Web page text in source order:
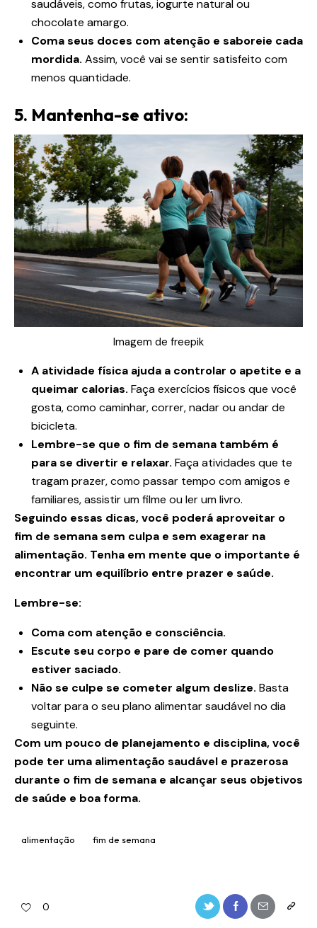
saudáveis, como frutas, iogurte natural ou
chocolate amargo.
Coma seus doces com atenção e saboreie cada
mordida. Assim, você vai se sentir satisfeito com
menos quantidade.
5. Mantenha-se ativo:
Imagem de freepik
A atividade física ajuda a controlar o apetite e a
queimar calorias. Faça exercícios físicos que você
gosta, como caminhar, correr, nadar ou andar de
bicicleta.
Lembre-se que o fim de semana também é
para se divertir e relaxar. Faça atividades que te
tragam prazer, como passar tempo com amigos e
familiares, assistir um filme ou ler um livro.
Seguindo essas dicas, você poderá aproveitar o
fim de semana sem culpa e sem exagerar na
alimentação. Tenha em mente que o importante é
encontrar um equilíbrio entre prazer e saúde.
Lembre-se:
Coma com atenção e consciência.
Escute seu corpo e pare de comer quando
estiver saciado.
Não se culpe se cometer algum deslize. Basta
voltar para o seu plano alimentar saudável no dia
seguinte.
Com um pouco de planejamento e disciplina, você
pode ter uma alimentação saudável e prazerosa
durante o fim de semana e alcançar seus objetivos
de saúde e boa forma.
alimentação fim de semana
0